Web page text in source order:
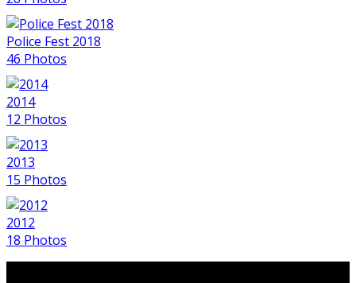
Police Fest 2018
46 Photos
2014
12 Photos
2013
15 Photos
2012
18 Photos